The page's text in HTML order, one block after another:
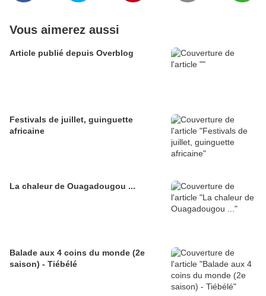
Vous aimerez aussi
Article publié depuis Overblog
Festivals de juillet, guinguette
africaine
La chaleur de Ouagadougou ...
Balade aux 4 coins du monde (2e
saison) - Tiébélé